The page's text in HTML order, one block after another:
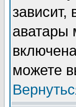
зависит,
аватары
можете